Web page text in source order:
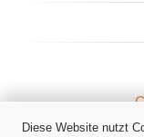
Diese Website nutzt